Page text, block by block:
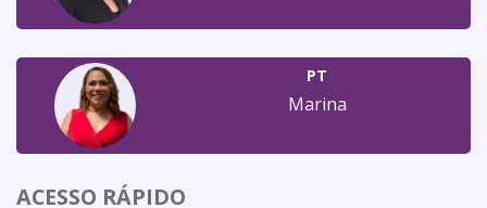
PT
Marina
ACESSO RÁPIDO